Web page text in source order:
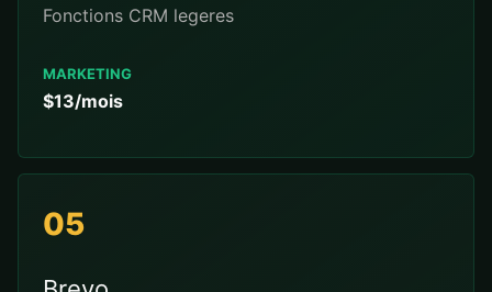
Fonctions CRM legeres
MARKETING
$13/mois
05